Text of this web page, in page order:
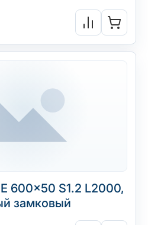
600×50 S1.2 L2000,
замковый